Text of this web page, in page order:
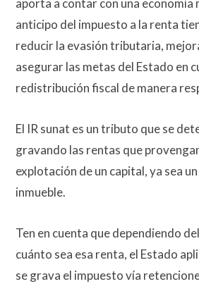
aporta a contar con una economía
anticipo del impuesto a la renta
reducir la evasión tributaria,
asegurar las metas del Estado en
redistribución fiscal de manera
El IR sunat es un tributo que se
gravando las rentas que
explotación de un capital, ya sea
inmueble.
Ten en cuenta que dependiendo
cuánto sea esa renta, el Estado
se grava el impuesto vía